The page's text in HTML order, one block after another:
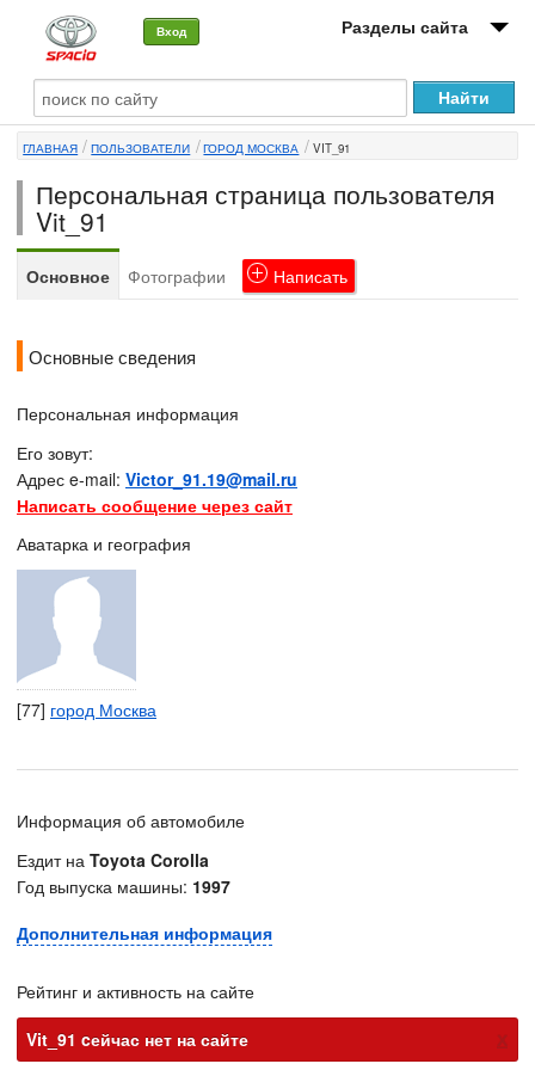
Вход Разделы сайта
О машине
Автоклуб
Форумы
Сервисы и услуги
ГЛАВНАЯ ПОЛЬЗОВАТЕЛИ ГОРОД МОСКВА VIT_91
Персональная страница пользователя
Vit_91
Основное Фотографии Написать
Основные сведения
Персональная информация
Его зовут:
Адрес e-mail: Victor_91.19@mail.ru
Написать сообщение через сайт
Аватарка и география
[77] город Москва
Информация об автомобиле
Ездит на Toyota Corolla
Год выпуска машины: 1997
Дополнительная информация
Рейтинг и активность на сайте
Vit_91 cейчас нет на сайте
х